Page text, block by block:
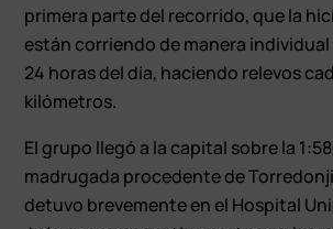
primera parte del recorrido, que la
están corriendo de manera individual
24 horas del día, haciendo relevos
kilómetros.
El grupo llegó a la capital sobre la
madrugada procedente de
detuvo brevemente en el Hospital